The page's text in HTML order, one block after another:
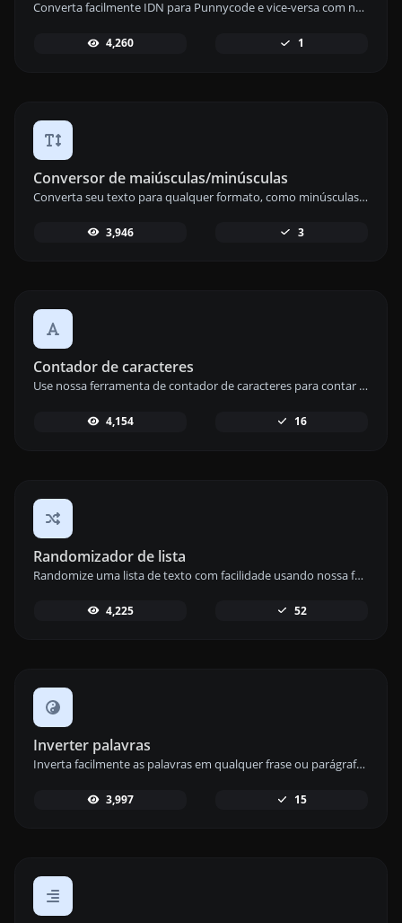
Converta facilmente IDN para Punnycode e vice-versa com nossa ferramenta de conversão IDN Punnycode para uma gestão precisa de nomes de domínio.
4,260 1
Conversor de maiúsculas/minúsculas
Converta seu texto para qualquer formato, como minúsculas, MAIÚSCULAS ou camelCase, usando nossa versátil ferramenta de conversão de casos.
3,946 3
Contador de caracteres
Use nossa ferramenta de contador de caracteres para contar o número de caracteres e palavras em qualquer texto para uma gestão de conteúdo precisa.
4,154 16
Randomizador de lista
Randomize uma lista de texto com facilidade usando nossa ferramenta de randomização de listas para ordenações diversas e imprevisíveis.
4,225 52
Inverter palavras
Inverta facilmente as palavras em qualquer frase ou parágrafo com nossa ferramenta de inversão de palavras para arranjos de texto únicos.
3,997 15